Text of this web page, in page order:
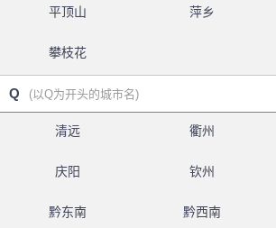
平顶山 萍乡
攀枝花
Q (以Q为开头的城市名)
清远 衢州
庆阳 钦州
黔东南 黔西南